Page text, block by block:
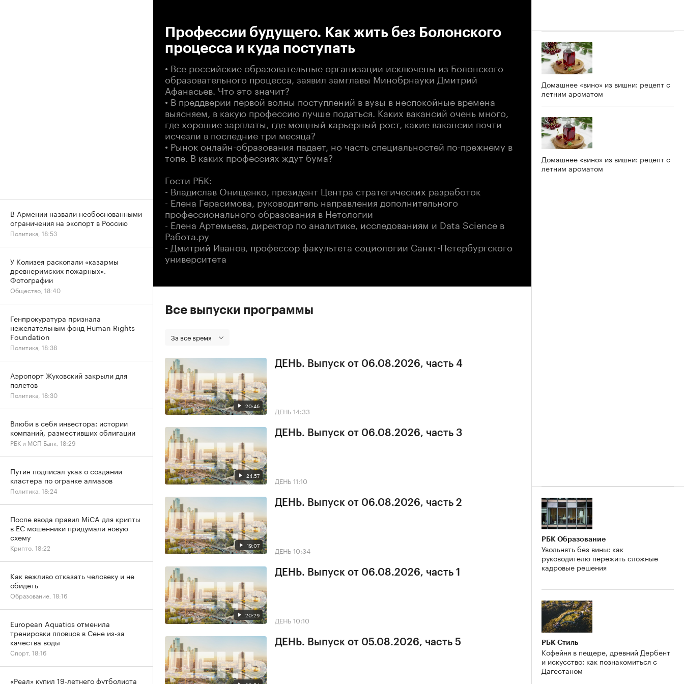
Профессии будущего. Как жить без Болонского
процесса и куда поступать
• Все российские образовательные организации исключены из Болонского
образовательного процесса, заявил замглавы Минобрнауки Дмитрий
Афанасьев. Что это значит?
• В преддверии первой волны поступлений в вузы в неспокойные времена
выясняем, в какую профессию лучше податься. Каких вакансий очень много,
где хорошие зарплаты, где мощный карьерный рост, какие вакансии почти
исчезли в последние три месяца?
• Рынок онлайн-образования падает, но часть специальностей по-прежнему в
топе. В каких профессиях ждут бума?
Гости РБК:
- Владислав Онищенко, президент Центра стратегических разработок
- Елена Герасимова, руководитель направления дополнительного
профессионального образования в Нетологии
- Елена Артемьева, директор по аналитике, исследованиям и Data Science в
Работа.ру
- Дмитрий Иванов, профессор факультета социологии Санкт-Петербургского
университета
Все выпуски программы
За все время
20:46
ДЕНЬ. Выпуск от 06.08.2026, часть 4
ДЕНЬ 14:33
24:57
ДЕНЬ. Выпуск от 06.08.2026, часть 3
ДЕНЬ 11:10
19:07
ДЕНЬ. Выпуск от 06.08.2026, часть 2
ДЕНЬ 10:34
20:29
ДЕНЬ. Выпуск от 06.08.2026, часть 1
ДЕНЬ 10:10
ДЕНЬ. Выпуск от 05.08.2026, часть 5
Домашнее «вино» из вишни: рецепт с
летним ароматом
Домашнее «вино» из вишни: рецепт с
летним ароматом
РБК Образование
Увольнять без вины: как
руководителю пережить сложные
кадровые решения
РБК Стиль
Кофейня в пещере, древний Дербент
и искусство: как познакомиться с
Дагестаном
В Армении назвали необоснованными
ограничения на экспорт в Россию
Политика, 18:53
У Колизея раскопали «казармы
древнеримских пожарных».
Фотографии
Общество, 18:40
Генпрокуратура признала
нежелательным фонд Human Rights
Foundation
Политика, 18:38
Аэропорт Жуковский закрыли для
полетов
Политика, 18:30
Влюби в себя инвестора: истории
компаний, разместивших облигации
РБК и МСП Банк, 18:29
Путин подписал указ о создании
кластера по огранке алмазов
Политика, 18:24
После ввода правил MiCA для крипты
в ЕС мошенники придумали новую
схему
Крипто, 18:22
Как вежливо отказать человеку и не
обидеть
Образование, 18:16
European Aquatics отменила
тренировки пловцов в Сене из-за
качества воды
Спорт, 18:16
«Реал» купил 19-летнего футболиста